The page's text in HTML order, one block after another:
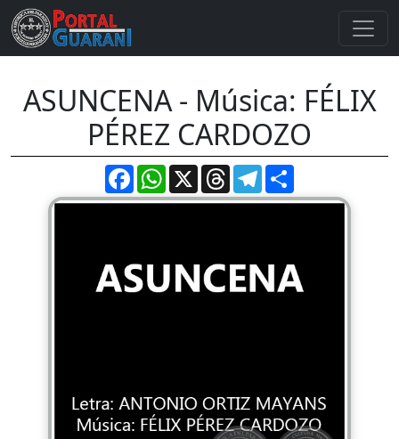
ASUNCENA - Música: FÉLIX
PÉREZ CARDOZO
FacebookWhatsApp
X ThreadsTelegram